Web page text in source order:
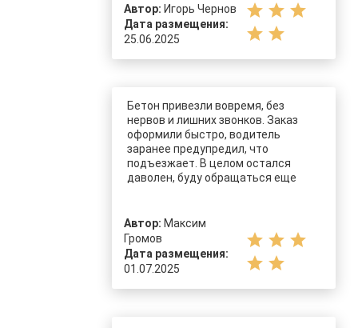
Автор: Игорь Чернов
Дата размещения:
25.06.2025
star star star
star star
Бетон привезли вовремя, без
нервов и лишних звонков. Заказ
оформили быстро, водитель
заранее предупредил, что
подъезжает. В целом остался
даволен, буду обращаться еще
Автор: Максим
Громов
Дата размещения:
01.07.2025
star star star
star star